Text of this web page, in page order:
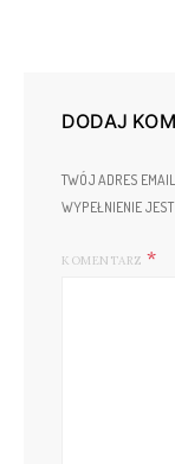
DODAJ
TWÓJ ADRES
WYPEŁNIENIE
KOMENTARZ